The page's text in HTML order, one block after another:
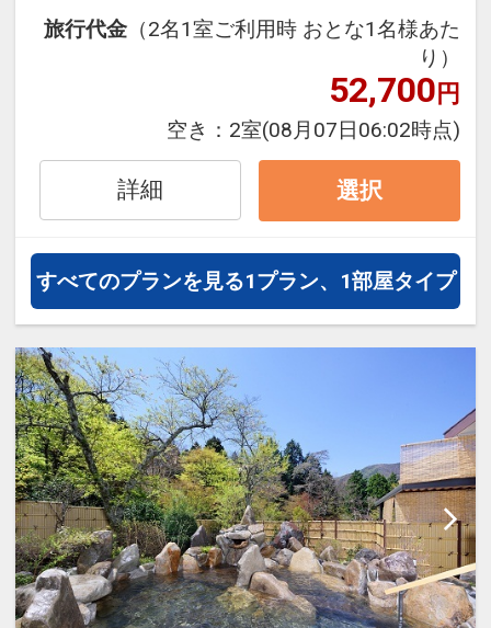
設定期間：2026年4月1日～2027年3月
インターネットコース番号：DP-1-
旅行代金 （2名1室ご利用時 おとな1名様あた
り）
52,700円
空き： 2室(08月07日06:02時点)
詳細 選択
すべてのプランを見る1プラン、1部屋タイプ